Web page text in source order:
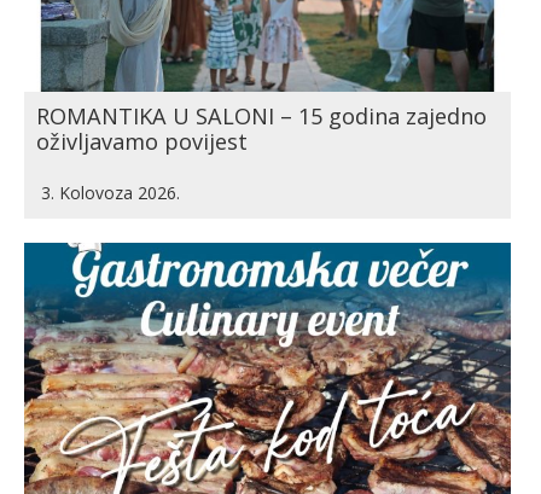
ROMANTIKA U SALONI – 15 godina zajedno
oživljavamo povijest
3. Kolovoza 2026.